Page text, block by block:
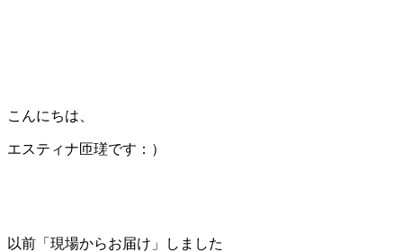
こんにちは、
エスティナ匝瑳です：）
以前「現場からお届け」しました